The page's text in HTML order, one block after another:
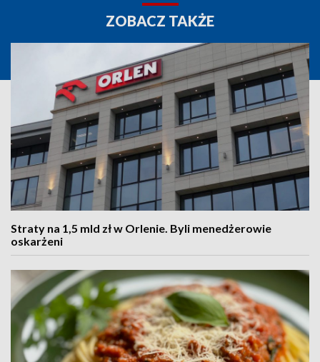
ZOBACZ TAKŻE
Straty na 1,5 mld zł w Orlenie. Byli menedżerowie
oskarżeni